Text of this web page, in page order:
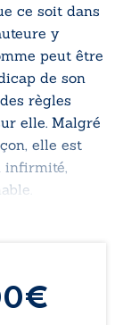
ce soit dans
y
peut être
de son
règles
elle. Malgré
elle est
infirmité,
la nuit, elle
€